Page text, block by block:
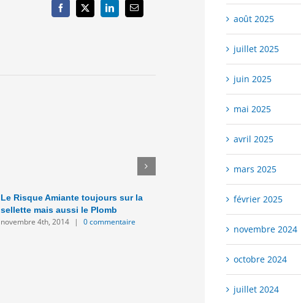
Facebook
X LinkedInEmail
Le Risque Amiante toujours sur la
sellette mais aussi le Plomb
novembre 4th, 2014 | 0 commentaire
Un DPE à Cognac ou un DPE à
août 2025
juillet 2025
juin 2025
mai 2025
avril 2025
mars 2025
février 2025
novembre 2024
octobre 2024
juillet 2024